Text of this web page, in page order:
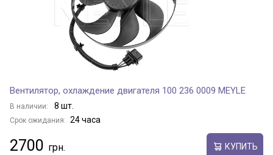
Вентилятор, охлаждение двигателя 100 236 0009 MEYLE
В наличии: 8 шт.
Срок ожидания: 24 часа
2700 КУПИТЬ